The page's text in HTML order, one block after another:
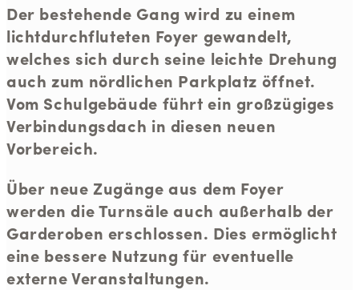
Der bestehende Gang wird zu einem
lichtdurchfluteten Foyer gewandelt,
welches sich durch seine leichte Drehung
auch zum nördlichen Parkplatz öffnet.
Vom Schulgebäude führt ein großzügiges
Verbindungsdach in diesen neuen
Vorbereich.
Über neue Zugänge aus dem Foyer
werden die Turnsäle auch außerhalb der
Garderoben erschlossen. Dies ermöglicht
eine bessere Nutzung für eventuelle
externe Veranstaltungen.